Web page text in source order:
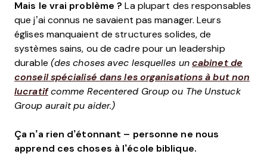
Mais le vrai problème ?La plupart des responsables
que j’ai connus ne savaient pas manager. Leurs
églises manquaient de structures solides, de
systèmes sains, ou de cadre pour un leadership
durable (des choses avec lesquelles un cabinet de
conseil spécialisé dans les organisations à but non
lucratifcomme Recentered Group ou The Unstuck
Group aurait pu aider.)
Ça n’a rien d’étonnant – personne ne nous
apprend ces choses à l’école biblique.